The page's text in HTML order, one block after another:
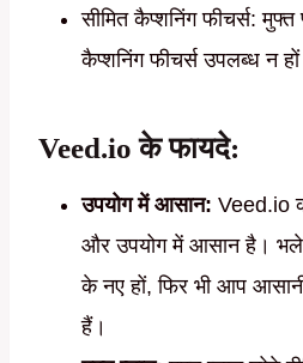
सीमित कैप्शनिंग फीचर्स:
कैप्शनिंग फीचर्स उपलब्ध न
Veed.io के फायदे:
उपयोग में आसान: Veed.io
और उपयोग में आसान है। भले
के नए हों, फिर भी आप
हैं।